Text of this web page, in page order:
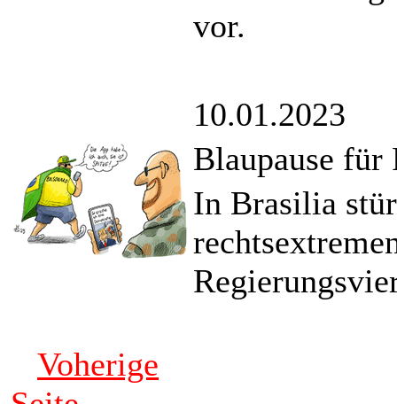
vor.
10.01.2023
Blaupause für
In Brasilia
Voherige